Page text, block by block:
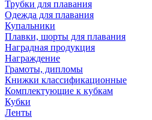
Трубки для плавания
Одежда для плавания
Купальники
Плавки, шорты для плавания
Наградная продукция
Награждение
Грамоты, дипломы
Книжки классификационные
Комплектующие к кубкам
Кубки
Ленты